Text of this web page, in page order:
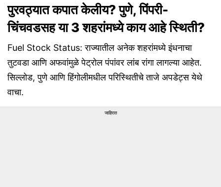
पुरवठ्यात कपात केलीय? पुणे, पिंपरी-
चिंचवडसह या 3 शहरांमध्ये काय आहे स्थिती?
Fuel Stock Status: राज्यातील अनेक शहरांमध्ये इंधनाचा
तुटवडा आणि अफवांमुळे पेट्रोल पंपांवर लांब रांगा लागल्या आहेत.
सिल्लोड, पुणे आणि हिंगोलीमधील परिस्थितीचे ताजे अपडेट्स येथे
वाचा.
जाहिरात